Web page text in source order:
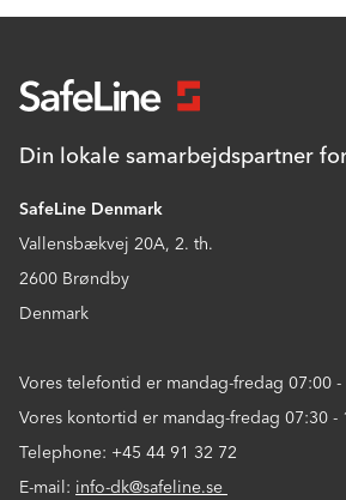
Din lokale samarbejdspartner
SafeLine Denmark
Vallensbækvej 20A, 2. th.
2600 Brøndby
Denmark
Vores telefontid er mandag-fredag 07:00 -
Vores kontortid er mandag-fredag 07:30 -
Telephone: +45 44 91 32 72
E-mail: info-dk@safeline.se